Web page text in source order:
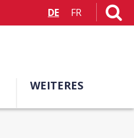
DE FR
WEITERES